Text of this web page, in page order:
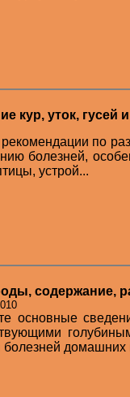
кур, уток, гусей
по
болезней,
устрой...
содержание,
основные
домашних